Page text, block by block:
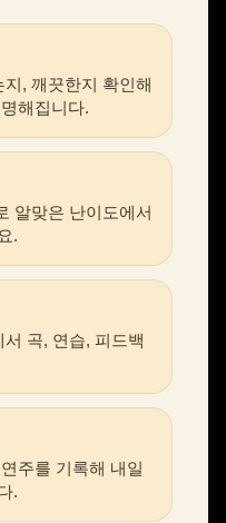
, 깨끗한지 확인해
해집니다.
알맞은 난이도에서
.
곡, 연습, 피드백
주를 기록해 내일
.